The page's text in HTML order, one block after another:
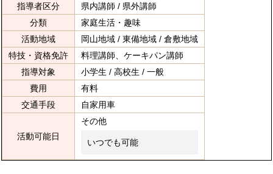
指導者区分
県内講師 / 県外講師
分類
家庭生活・趣味
活動地域
岡山地域 / 東備地域 / 倉敷地域
特技・資格免許
料理講師、ケーキパン講師
指導対象
小学生 / 高校生 / 一般
費用
有料
交通手段
自家用車
活動可能日
その他
いつでも可能